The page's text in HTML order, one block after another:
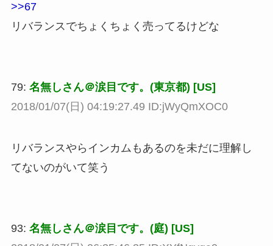
>>67
リバランスでちょくちょく売ってるけどな
79: 名無しさん＠涙目です。(東京都) [US]
2018/01/07(日) 04:19:27.49 ID:jWyQmXOC0
リバランスやらインカムもあるのを未だに理解し
てないのがいて笑う
93: 名無しさん＠涙目です。(庭) [US]